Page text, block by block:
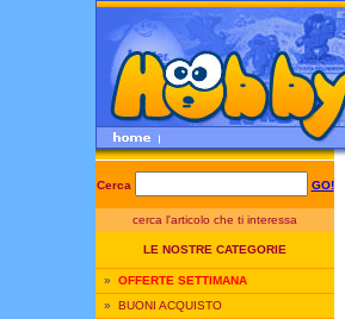
Cerca GO!
cerca l'articolo che ti interessa
LE NOSTRE CATEGORIE
» OFFERTE SETTIMANA
» BUONI ACQUISTO